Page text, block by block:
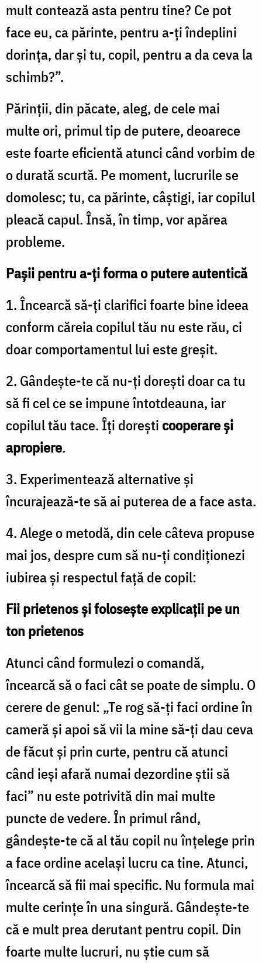
mult contează asta pentru tine? Ce pot
face eu, ca părinte, pentru a-ţi îndeplini
dorinţa, dar şi tu, copil, pentru a da ceva la
schimb?”.
Părinţii, din păcate, aleg, de cele mai
multe ori, primul tip de putere, deoarece
este foarte eficientă atunci când vorbim de
o durată scurtă. Pe moment, lucrurile se
domolesc; tu, ca părinte, câştigi, iar copilul
pleacă capul. Însă, în timp, vor apărea
probleme.
Paşii pentru a-ţi forma o putere autentică
1. Încearcă să-ţi clarifici foarte bine ideea
conform căreia copilul tău nu este rău, ci
doar comportamentul lui este greşit.
2. Gândeşte-te că nu-ţi doreşti doar ca tu
să fi cel ce se impune întotdeauna, iar
copilul tău tace. Îţi doreşticooperare şi
apropiere.
3. Experimentează alternative şi
încurajează-te să ai puterea de a face asta.
4. Alege o metodă, din cele câteva propuse
mai jos, despre cum să nu-ţi condiţionezi
iubirea şi respectul faţă de copil:
Fii prietenos şi foloseşte explicaţii pe un
ton prietenos
Atunci când formulezi o comandă,
încearcă să o faci cât se poate de simplu. O
cerere de genul: „Te rog să-ţi faci ordine în
cameră şi apoi să vii la mine să-ţi dau ceva
de făcut şi prin curte, pentru că atunci
când ieşi afară numai dezordine ştii să
faci” nu este potrivită din mai multe
puncte de vedere. În primul rând,
gândeşte-te că al tău copil nu înţelege prin
a face ordine acelaşi lucru ca tine. Atunci,
încearcă să fii mai specific. Nu formula mai
multe cerinţe în una singură. Gândeşte-te
că e mult prea derutant pentru copil. Din
foarte multe lucruri, nu ştie cum să